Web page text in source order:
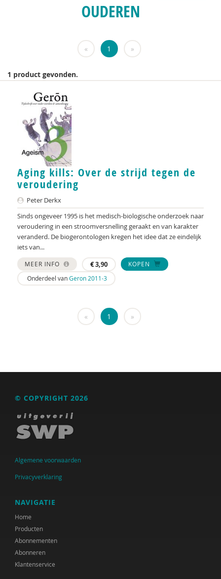
Monika Altenreiter
Janneke Ariaans
Henri Audier
Peter Bakens
Henk Bakkerode
Krijn van Beek
Christien Begemann
Joop Belderok
Elena Bendien
Henk Berg
Sandra Beurskens
Claudia Biegel
Eva Bittner
Arnoud Boerwinkel
Liesbeth Boerwinkel
Paul Bordewijk
Lout Bots
Johan Bouwer
Ingrid Brons
Tine Buffel
Huub Buijssen
OUDEREN
« 1 »
1 product gevonden.
Aging kills: Over de strijd tegen de
veroudering
Peter Derkx
Sinds ongeveer 1995 is het medisch-biologische onderzoek naar
veroudering in een stroomversnelling geraakt en van karakter
veranderd. De biogerontologen kregen het idee dat ze eindelijk
iets van...
MEER INFO €3,90
KOPEN
Onderdeel vanGeron 2011-3
« 1 »
© COPYRIGHT 2026
Algemene voorwaarden
Privacyverklaring
NAVIGATIE
Home
Producten
Abonnementen
Abonneren
Klantenservice